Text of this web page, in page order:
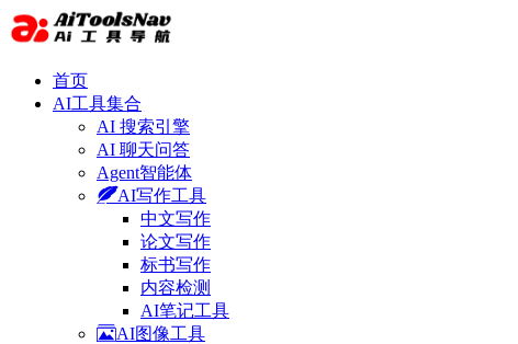
首页
AI工具集合
AI 搜索引擎
AI 聊天问答
Agent智能体
AI写作工具
中文写作
论文写作
标书写作
内容检测
AI笔记工具
AI图像工具